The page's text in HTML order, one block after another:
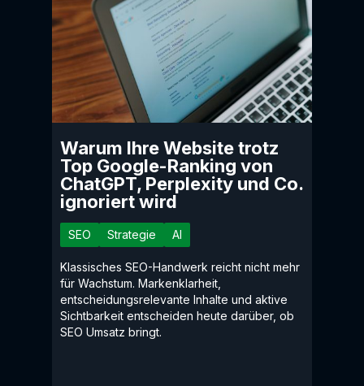
Warum Ihre Website trotz
Top Google-Ranking von
ChatGPT, Perplexity und Co.
ignoriert wird
SEO Strategie AI
Klassisches SEO-Handwerk reicht nicht mehr
für Wachstum. Markenklarheit,
entscheidungsrelevante Inhalte und aktive
Sichtbarkeit entscheiden heute darüber, ob
SEO Umsatz bringt.